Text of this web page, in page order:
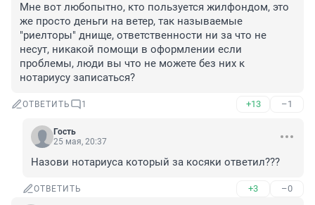
Мне вот любопытно, кто пользуется жилфондом, это
же просто деньги на ветер, так называемые
"риелторы" днище, ответственности ни за что не
несут, никакой помощи в оформлении если
проблемы, люди вы что не можете без них к
нотариусу записаться?
ОТВЕТИТЬ 1 +13 –1
Гость
25 мая, 20:37
Назови нотариуса который за косяки ответил???
ОТВЕТИТЬ +3 –0